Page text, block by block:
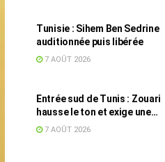
Tunisie : Sihem Ben Sedrine
auditionnée puis libérée
7 AOÛT 2026
Entrée sud de Tunis : Zouari
hausse le ton et exige une
accélération des travaux
7 AOÛT 2026